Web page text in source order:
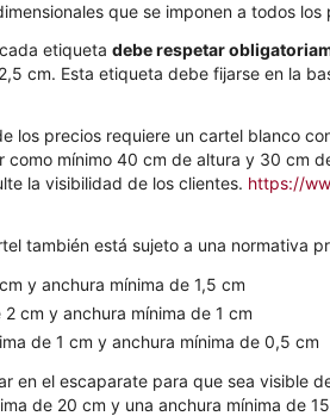
que se imponen a todos los
etiqueta debe respetar
cm. Esta etiqueta debe fijarse en la
los precios requiere un cartel blanco
mínimo 40 cm de altura y 30 cm
la visibilidad de los clientes. https://
también está sujeto a una normativa
y anchura mínima de 1,5 cm
cm y anchura mínima de 1 cm
de 1 cm y anchura mínima de 0,5 cm
en el escaparate para que sea visible
de 20 cm y una anchura mínima de